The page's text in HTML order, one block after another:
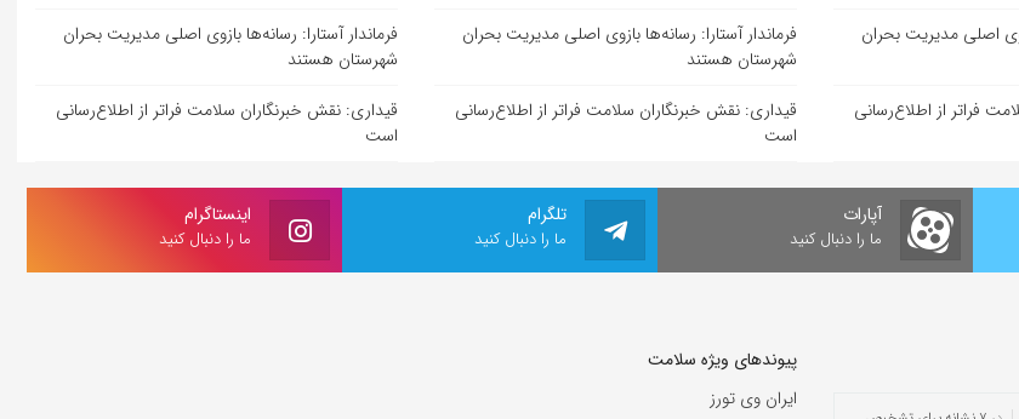
اصلی مدیریت بحران
فراتر از اطلاع‌رسانی
فرماندار آستارا: رسانه‌ها بازوی اصلی مدیریت بحران
شهرستان هستند
قیداری: نقش خبرنگاران سلامت فراتر از اطلاع‌رسانی
است
فرماندار آستارا: رسانه‌ها بازوی اصلی مدیریت بحران
شهرستان هستند
قیداری: نقش خبرنگاران سلامت فراتر از اطلاع‌رسانی
است
اینستاگرام
ما را دنبال کنید
تلگرام
ما را دنبال کنید
آپارات
ما را دنبال کنید
پیوندهای ویژه سلامت
ایران وی تورز